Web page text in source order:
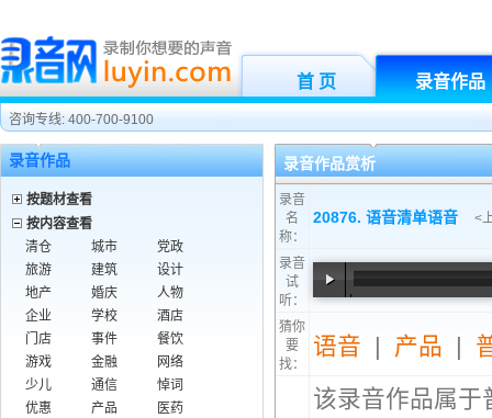
首 页 录音作品
咨询专线: 400-700-9100
录音作品
按题材查看
按内容查看
清仓
城市
党政
旅游
建筑
设计
地产
婚庆
人物
企业
学校
酒店
门店
事件
餐饮
游戏
金融
网络
少儿
通信
悼词
优惠
产品
医药
录音作品赏析
录音
名
称：
20876. 语音清单语音 <
录音
试
听：
猜你
要
找：
语音 | 产品 |
该录音作品属于